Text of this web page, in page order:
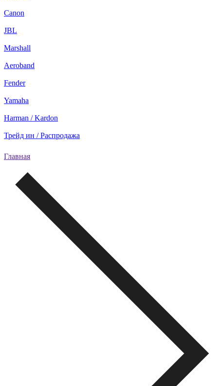
Canon
JBL
Marshall
Aeroband
Fender
Yamaha
Harman / Kardon
Трейд ин / Распродажа
Главная